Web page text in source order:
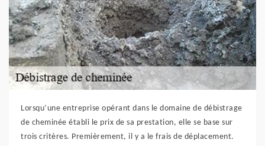
Lorsqu’une entreprise opérant dans le domaine de débistrage
de cheminée établi le prix de sa prestation, elle se base sur
trois critères. Premièrement, il y a le frais de déplacement.